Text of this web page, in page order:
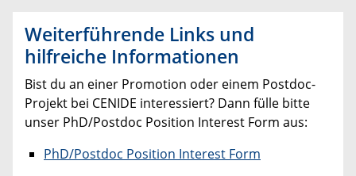
Weiterführende Links und
hilfreiche Informationen
Bist du an einer Promotion oder einem Postdoc-
Projekt bei CENIDE interessiert? Dann fülle bitte
unser PhD/Postdoc Position Interest Form aus:
PhD/Postdoc Position Interest Form